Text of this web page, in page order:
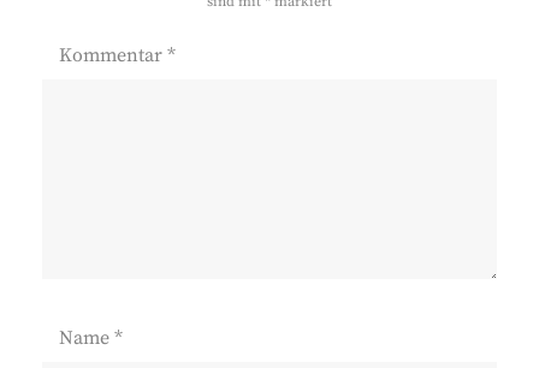
Kommentar *
Name *